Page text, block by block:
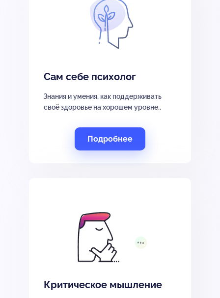
Сам себе психолог
Знания и умения, как поддерживать
своё здоровье на хорошем уровне..
Подробнее
Критическое мышление